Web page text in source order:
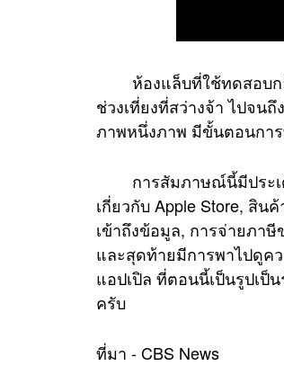
ห้องแล็บที่ใช้ทดสอบกล้
ช่วงเที่ยงที่สว่างจ้า ไปจน
ภาพหนึ่งภาพ มีขั้นตอนกา
การสัมภาษณ์นี้มีประเด็
เกี่ยวกับ Apple Store, สิน
เข้าถึงข้อมูล, การจ่ายภาษี
และสุดท้ายมีการพาไปดูค
แอปเปิล ที่ตอนนี้เป็นรูปเป็
ครับ
ที่มา -CBS News